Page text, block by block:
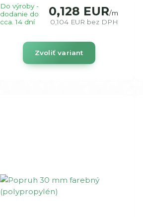
0,128 EUR/m
0,104 EUR bez DPH
Do výroby -
dodanie do
cca. 14 dní
Zvoliť variant